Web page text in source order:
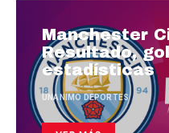
Manchester
Resultado,
estadísticas
UNANIMO DEPORTES